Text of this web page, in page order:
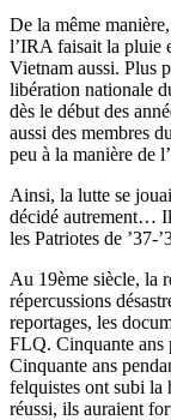
De la même
l’IRA faisait la pluie
Vietnam aussi. Plus
libération nationale
dès le début des
aussi des membres
peu à la manière de
Ainsi, la lutte se
décidé autrement… Il
les Patriotes de ’37-
Au 19ème siècle, la
répercussions
reportages, les
FLQ. Cinquante ans
Cinquante ans
felquistes ont subi la
réussi, ils auraient